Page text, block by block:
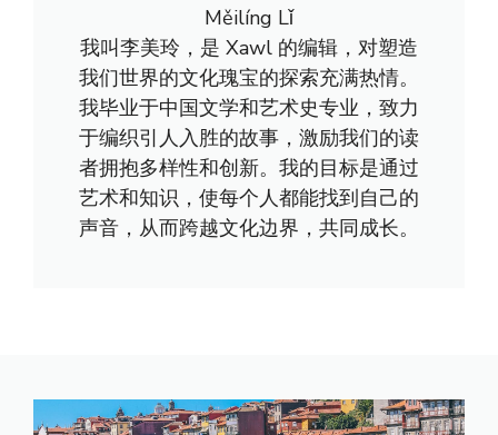
Měilíng Lǐ
我叫李美玲，是 Xawl 的编辑，对塑造
我们世界的文化瑰宝的探索充满热情。
我毕业于中国文学和艺术史专业，致力
于编织引人入胜的故事，激励我们的读
者拥抱多样性和创新。我的目标是通过
艺术和知识，使每个人都能找到自己的
声音，从而跨越文化边界，共同成长。